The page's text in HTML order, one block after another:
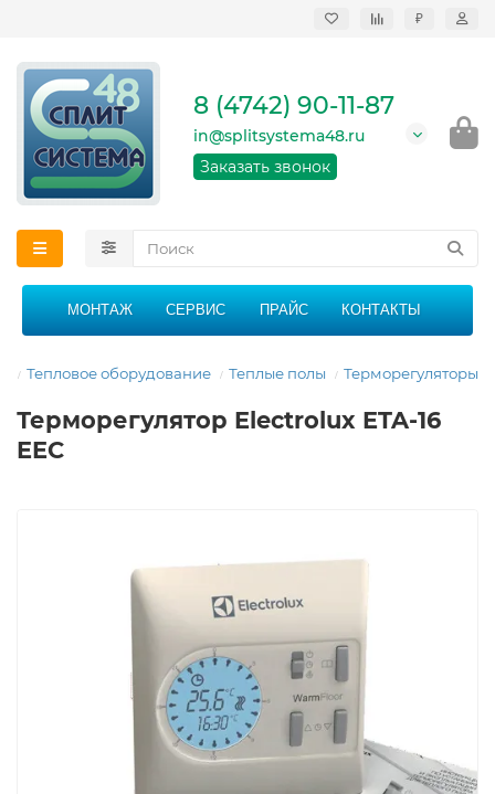
₽
кондиционеров в
области
График работы: 9:00 -
21:00 без перерыва и
8 (4742) 90-11-87
in@splitsystema48.ru
Заказать звонок
МОНТАЖ СЕРВИС ПРАЙС КОНТАКТЫ
Тепловое оборудование Теплые полы Терморегуляторы
Терморегулятор Electrolux ETA-16
EEC